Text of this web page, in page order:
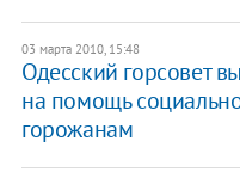
03 марта 2010, 15:48
Одесский горсовет
на помощь
горожанам